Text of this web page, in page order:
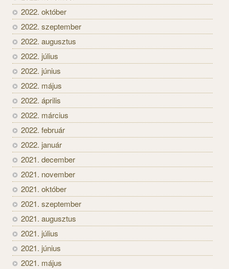
2022. október
2022. szeptember
2022. augusztus
2022. július
2022. június
2022. május
2022. április
2022. március
2022. február
2022. január
2021. december
2021. november
2021. október
2021. szeptember
2021. augusztus
2021. július
2021. június
2021. május